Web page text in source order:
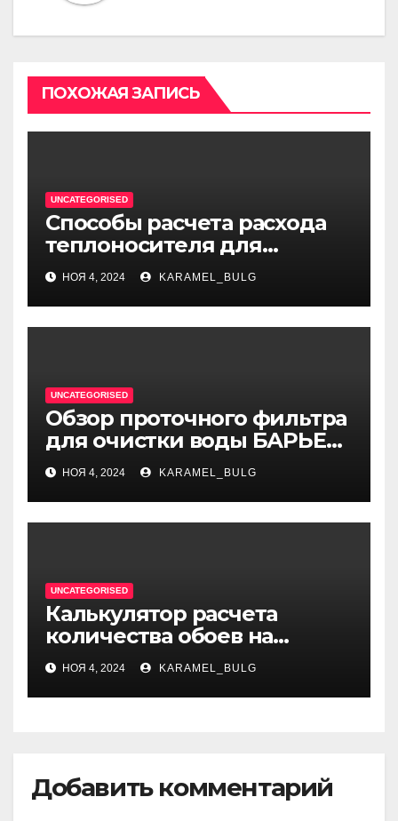
ПОХОЖАЯ ЗАПИСЬ
UNCATEGORISED
Способы расчета расхода
теплоносителя для
системы отопления
НОЯ 4, 2024 KARAMEL_BULG
UNCATEGORISED
Обзор проточного фильтра
для очистки воды БАРЬЕР
ЭКСПЕРТ Слим Жесткость
НОЯ 4, 2024 KARAMEL_BULG
UNCATEGORISED
Калькулятор расчета
количества обоев на
комнату при ремонте
НОЯ 4, 2024 KARAMEL_BULG
Добавить комментарий